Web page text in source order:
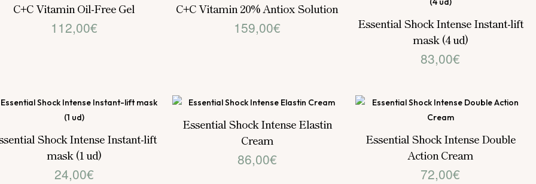
C+C Vitamin Oil-Free Gel
112,00€
C+C Vitamin 20% Antiox Solution
159,00€
Essential Shock Intense Instant-lift
mask (4 ud)
83,00€
Shock Intense Instant-lift
mask (1 ud)
24,00€
Essential Shock Intense Elastin
Cream
86,00€
Essential Shock Intense Double
Action Cream
72,00€